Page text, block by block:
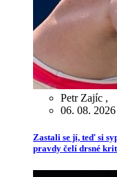
Petr Zajíc ,
06. 08. 2026
Zastali se jí, teď si
pravdy čelí drsné